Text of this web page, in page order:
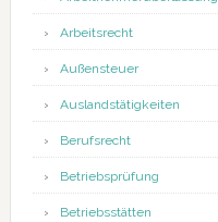
Arbeitsrecht
Außensteuer
Auslandstätigkeiten
Berufsrecht
Betriebsprüfung
Betriebsstätten